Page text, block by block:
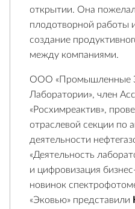
открытии. Она
плодотворной работы
создание
между компаниями.
ООО «Промышленные
Лаборатории», член
«Росхимреактив»,
отраслевой секции по
деятельности
«Деятельность
и цифровизация
новинок
«Эковью» представили